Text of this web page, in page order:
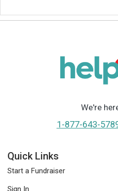
We're
1-877-643-
Quick Links
Start a Fundraiser
Sign In